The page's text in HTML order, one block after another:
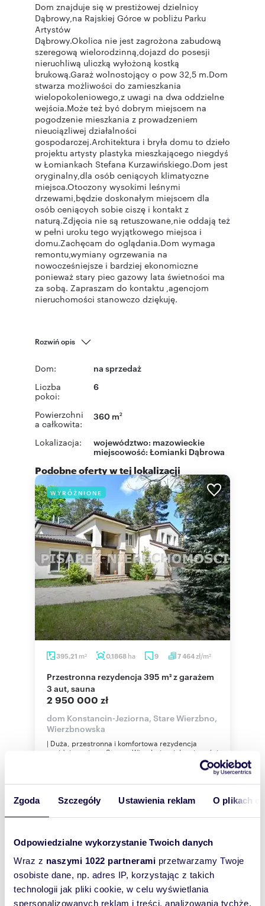
Zgoda Szczegóły Ustawienia reklam O plikach
Odpowiedzialne wykorzystanie Twoich danych
Wraz z naszymi 1022 partnerami przetwarzamy Twoje
osobiste dane, np. adres IP, korzystając z takich
technologii jak pliki cookie, w celu wyświetlania
spersonalizowanych reklam i treści, analizowania tychże,
Dom znajduje się w prestiżowej dzielnicy
Dąbrowy,na Rajskiej Górce w pobliżu Parku
Artystów
Dąbrowy.Okolica nie jest zagrożona zabudową
szeregową wielorodzinną,dojazd do posesji
nieruchliwą uliczką wyłożoną kostką
brukową.Garaż wolnostojący o pow 32,5 m.Dom
stwarza możliwości do zamieszkania
wielopokoleniowego,z uwagi na dwa oddzielne
wejścia.Może też być dobrym miejscem na
pogodzenie mieszkania z prowadzeniem
nieuciązliwej działalności
gospodarczej.Architektura i bryła domu to dzieło
projektu artysty plastyka mieszkającego niegdyś
w Łomiankach Stefana Kurzawińskiego.Dom jest
oryginalny,dla osób ceniących klimatyczne
miejsca.Otoczony wysokimi leśnymi
drzewami,będzie doskonałym miejscem dla
osób ceniących sobie ciszę i kontakt z
naturą.Zdjęcia nie są retuszowane,nie oddają też
w pełni uroku tego wyjątkowego miejsca i
domu.Zachęcam do oglądania.Dom wymaga
remontu,wymiany ogrzewania na
nowocześniejsze i bardziej ekonomiczne
ponieważ stary piec gazowy lata świetności ma
za sobą. Zapraszam do kontaktu ,agencjom
nieruchomości stanowczo dziękuję.
Rozwiń opis
Dom: na sprzedaż
Liczba
pokoi:
6
Powierzchni
a całkowita:
360 m2
Lokalizacja: województwo: mazowieckie
miejscowość: Łomianki Dąbrowa
Podobne oferty w tej lokalizacji
WYRÓŻNIONE
395,21 m2 0,1868 ha 9 7 464zł/m2
Przestronna rezydencja 395 m² z garażem
3 aut, sauna
2 950 000 zł
dom Konstancin-Jeziorna, Stare Wierzbno,
Wierzbnowska
| Duża, przestronna i komfortowa rezydencja
znajdująca się na Starym Wierzbnie, zielonej części